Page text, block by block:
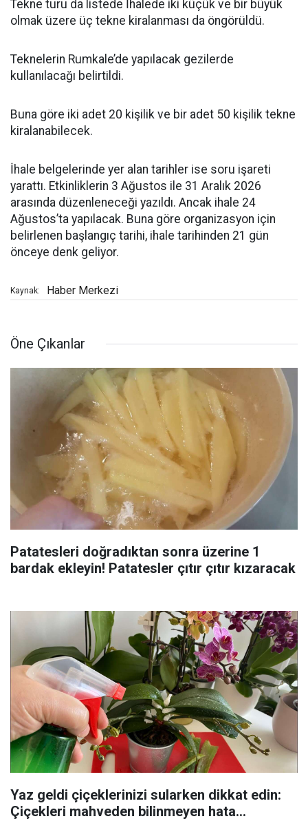
Tekne turu da listede İhalede iki küçük ve bir büyük
olmak üzere üç tekne kiralanması da öngörüldü.
Teknelerin Rumkale’de yapılacak gezilerde
kullanılacağı belirtildi.
Buna göre iki adet 20 kişilik ve bir adet 50 kişilik tekne
kiralanabilecek.
İhale belgelerinde yer alan tarihler ise soru işareti
yarattı. Etkinliklerin 3 Ağustos ile 31 Aralık 2026
arasında düzenleneceği yazıldı. Ancak ihale 24
Ağustos’ta yapılacak. Buna göre organizasyon için
belirlenen başlangıç tarihi, ihale tarihinden 21 gün
önceye denk geliyor.
Kaynak: Haber Merkezi
Öne Çıkanlar
Patatesleri doğradıktan sonra üzerine 1
bardak ekleyin! Patatesler çıtır çıtır kızaracak
Yaz geldi çiçeklerinizi sularken dikkat edin:
Çiçekleri mahveden bilinmeyen hata...